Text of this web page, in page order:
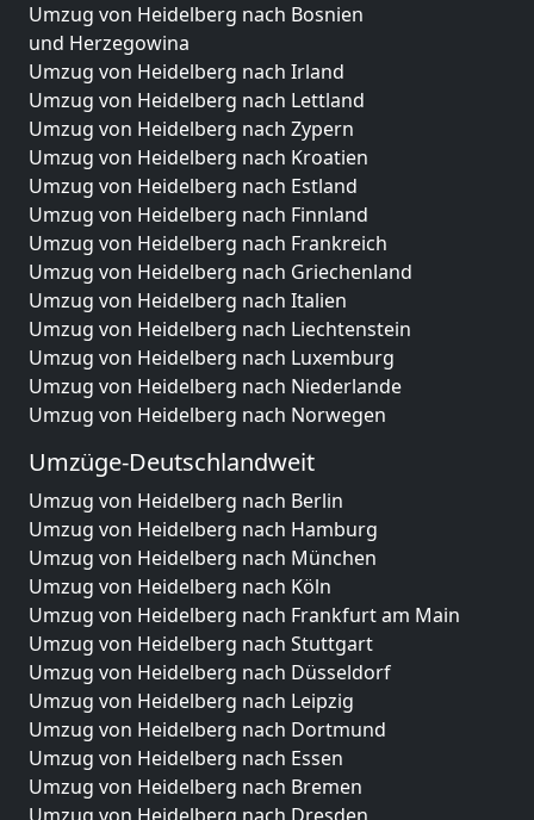
Umzug von Heidelberg nach Bosnien
und Herzegowina
Umzug von Heidelberg nach Irland
Umzug von Heidelberg nach Lettland
Umzug von Heidelberg nach Zypern
Umzug von Heidelberg nach Kroatien
Umzug von Heidelberg nach Estland
Umzug von Heidelberg nach Finnland
Umzug von Heidelberg nach Frankreich
Umzug von Heidelberg nach Griechenland
Umzug von Heidelberg nach Italien
Umzug von Heidelberg nach Liechtenstein
Umzug von Heidelberg nach Luxemburg
Umzug von Heidelberg nach Niederlande
Umzug von Heidelberg nach Norwegen
Umzüge-Deutschlandweit
Umzug von Heidelberg nach Berlin
Umzug von Heidelberg nach Hamburg
Umzug von Heidelberg nach München
Umzug von Heidelberg nach Köln
Umzug von Heidelberg nach Frankfurt am Main
Umzug von Heidelberg nach Stuttgart
Umzug von Heidelberg nach Düsseldorf
Umzug von Heidelberg nach Leipzig
Umzug von Heidelberg nach Dortmund
Umzug von Heidelberg nach Essen
Umzug von Heidelberg nach Bremen